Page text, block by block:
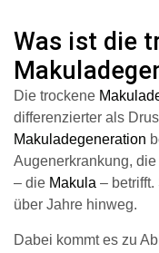
Was ist die
Die trockene
differenzierter als
Makuladegeneration
Augenerkrankung,
– die Makula –
über Jahre hinweg.
Dabei kommt es zu